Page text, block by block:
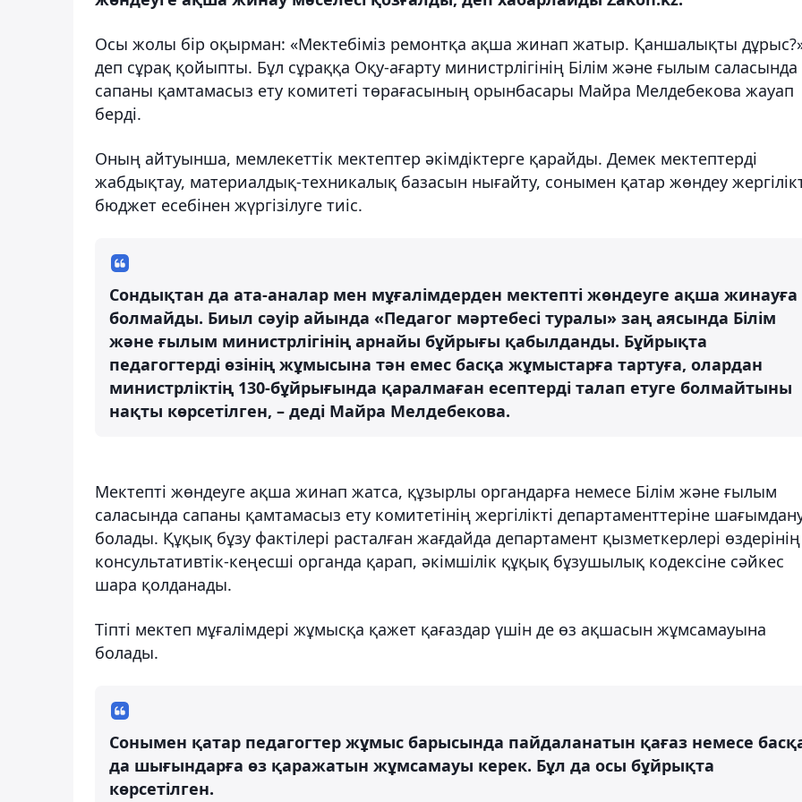
Осы жолы бір оқырман: «Мектебіміз ремонтқа ақша жинап жатыр. Қаншалықты
деп сұрақ қойыпты. Бұл сұраққа Оқу-ағарту министрлігінің Білім және ғылым саласында
сапаны қамтамасыз ету комитеті төрағасының орынбасары Майра Мелдебекова жауап
берді.
Оның айтуынша, мемлекеттік мектептер әкімдіктерге қарайды. Демек мектептерді
жабдықтау, материалдық-техникалық базасын нығайту, сонымен қатар жөндеу
бюджет есебінен жүргізілуге тиіс.
Сондықтан да ата-аналар мен мұғалімдерден мектепті жөндеуге ақша жинауға
болмайды. Биыл сәуір айында «Педагог мәртебесі туралы» заң аясында Білім
және ғылым министрлігінің арнайы бұйрығы қабылданды. Бұйрықта
педагогтерді өзінің жұмысына тән емес басқа жұмыстарға тартуға, олардан
министрліктің 130-бұйрығында қаралмаған есептерді талап етуге болмайтыны
нақты көрсетілген, – деді Майра Мелдебекова.
Мектепті жөндеуге ақша жинап жатса, құзырлы органдарға немесе Білім және ғылым
саласында сапаны қамтамасыз ету комитетінің жергілікті департаменттеріне
болады. Құқық бұзу фактілері расталған жағдайда департамент қызметкерлері өздерінің
консультативтік-кеңесші органда қарап, әкімшілік құқық бұзушылық кодексіне сәйкес
шара қолданады.
Тіпті мектеп мұғалімдері жұмысқа қажет қағаздар үшін де өз ақшасын жұмсамауына
болады.
Сонымен қатар педагогтер жұмыс барысында пайдаланатын қағаз немесе
да шығындарға өз қаражатын жұмсамауы керек. Бұл да осы бұйрықта
көрсетілген.